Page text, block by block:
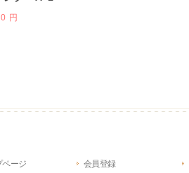
円
ページ 会員登録